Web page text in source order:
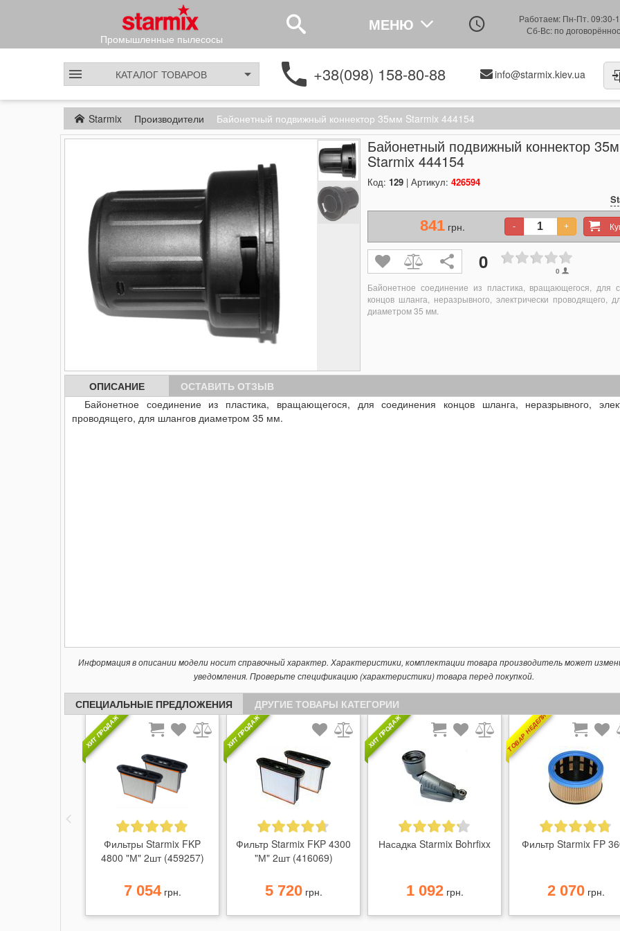
Промышленные пылесосы
МЕНЮ
Работаем: Пн-Пт. 09:30-
Сб-Вс: по
КАТАЛОГТОВАРОВ +38(098) 158-80-88 info@starmix.kiev.ua
Starmix Производители Байонетный подвижный коннектор 35мм Starmix 444154
Байонетный подвижный коннектор
Starmix 444154
Код: 129 | Артикул: 426594
841 грн. - +
0 0
Байонетное соединение из пластика, вращающегося, для
концов шланга, неразрывного, электрически проводящего,
диаметром 35 мм.
ОПИСАНИЕ
ОСТАВИТЬ ОТЗЫВ
Байонетное соединение из пластика, вращающегося, для соединения концов шланга, неразрывного,
проводящего, для шлангов диаметром 35 мм.
Информация в описании модели носит справочный характер. Характеристики, комплектации товара производитель может
уведомления. Проверьте спецификацию (характеристики) товара перед покупкой.
СПЕЦИАЛЬНЫЕ ПРЕДЛОЖЕНИЯ ДРУГИЕ ТОВАРЫ КАТЕГОРИИ
ХИТ ПРОДАЖ
Фильтры Starmix FKP
4800 "М" 2шт (459257)
7 054грн.
ХИТ ПРОДАЖ
Фильтр Starmix FKP 4300
"М" 2шт (416069)
5 720грн.
ХИТ ПРОДАЖ
Насадка Starmix Bohrfixx
1 092грн.
ТОВАР НЕДЕЛИ
Фильтр Starmix FP
2 070грн.